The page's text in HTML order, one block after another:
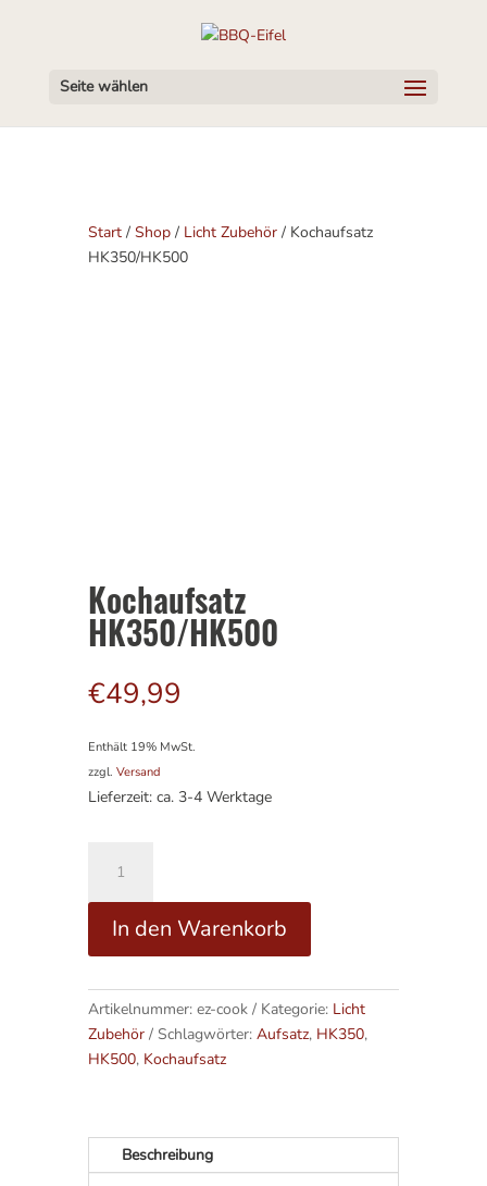
Seite wählen
Start/ Shop/ Licht Zubehör/ Kochaufsatz
HK350/HK500
Kochaufsatz
HK350/HK500
€49,99
Enthält 19% MwSt.
zzgl. Versand
Lieferzeit: ca. 3-4 Werktage
HK350/HK500
Menge
In den Warenkorb
e
r
n
v
Artikelnummer: ez-cook Kategorie: Licht
Zubehör
Schlagwörter: Aufsatz, HK350,
HK500, Kochaufsatz
Beschreibung